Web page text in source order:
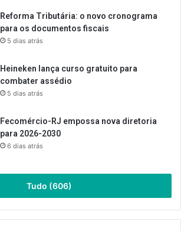
Reforma Tributária: o novo cronograma
para os documentos fiscais
5 dias atrás
Heineken lança curso gratuito para
combater assédio
5 dias atrás
Fecomércio-RJ empossa nova diretoria
para 2026-2030
6 dias atrás
Tudo (606)